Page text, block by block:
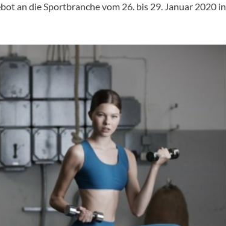
an die Sportbranche vom 26. bis 29. Januar 2020 in